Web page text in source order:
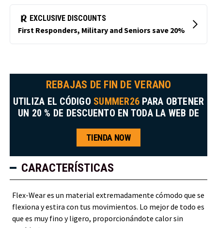
REBAJAS DE FIN DE VERANO
UTILIZA EL CÓDIGO SUMMER26 PARA OBTENER
UN 20 % DE DESCUENTO EN TODA LA WEB DE
TIENDA NOW
CARACTERÍSTICAS
Flex-Wear es un material extremadamente cómodo que se
flexiona y estira con tus movimientos. Lo mejor de todo es
que es muy fino y ligero, proporcionándote calor sin